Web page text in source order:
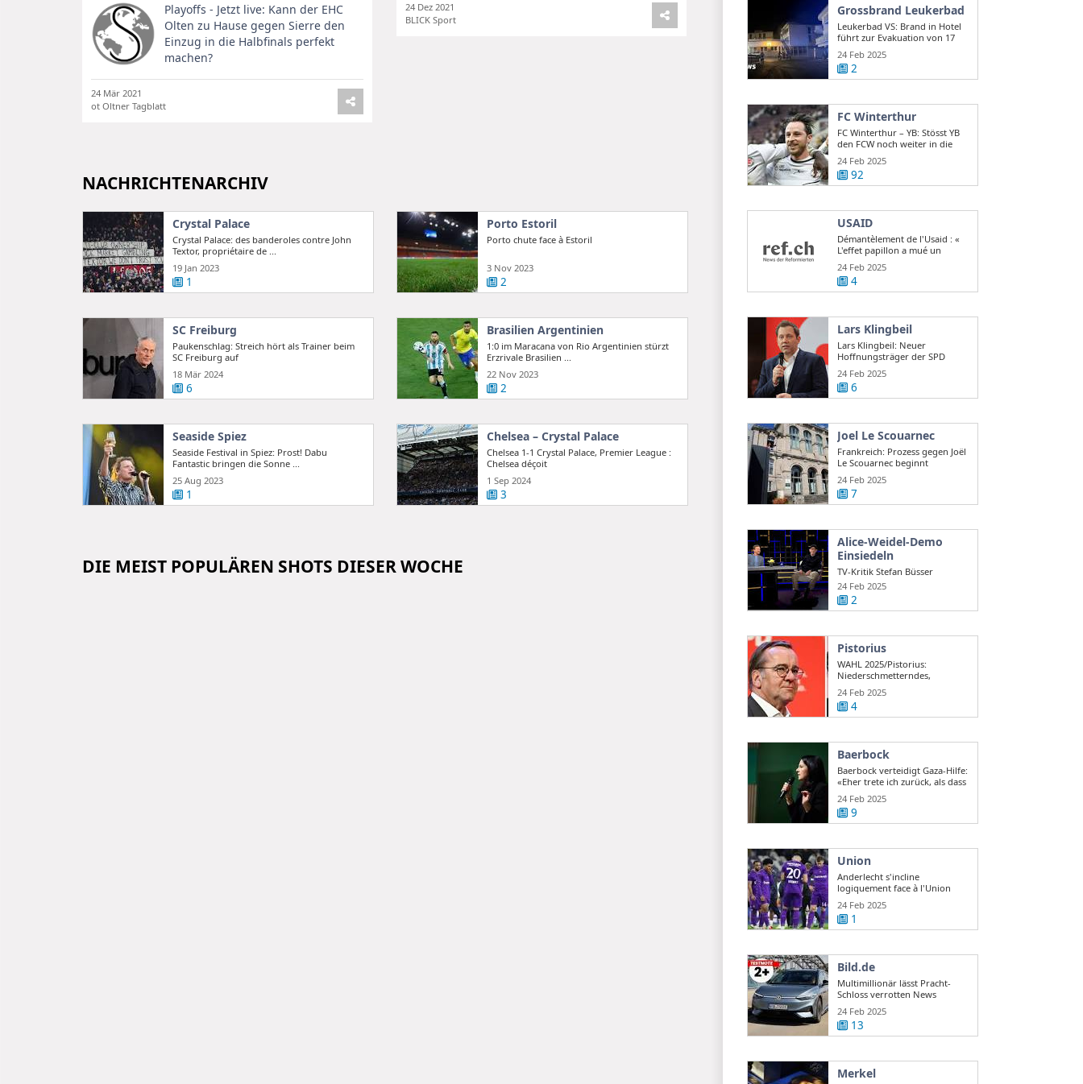
24 Dez 2021
BLICK Sport
Playoffs - Jetzt live: Kann der EHC
Olten zu Hause gegen Sierre den
Einzug in die Halbfinals perfekt
machen?
24 Mär 2021
ot Oltner Tagblatt
NACHRICHTENARCHIV
Crystal Palace
Crystal Palace: des banderoles contre John
Textor, propriétaire de ...
19 Jan 2023
1
Porto Estoril
Porto chute face à Estoril
3 Nov 2023
2
SC Freiburg
Paukenschlag: Streich hört als Trainer beim
SC Freiburg auf
18 Mär 2024
6
Brasilien Argentinien
1:0 im Maracana von Rio Argentinien stürzt
Erzrivale Brasilien ...
22 Nov 2023
2
Seaside Spiez
Seaside Festival in Spiez: Prost! Dabu
Fantastic bringen die Sonne ...
25 Aug 2023
1
Chelsea – Crystal Palace
Chelsea 1-1 Crystal Palace, Premier League :
Chelsea déçoit
1 Sep 2024
3
DIE MEIST POPULÄREN SHOTS DIESER WOCHE
Grossbrand Leukerbad
Leukerbad VS: Brand in Hotel
führt zur Evakuation von 17
Gästen
24 Feb 2025
2
FC Winterthur
FC Winterthur – YB: Stösst YB
den FCW noch weiter in die
Krise?
24 Feb 2025
92
USAID
Démantèlement de l'Usaid : «
L'effet papillon a mué un
scandale d ...
24 Feb 2025
4
Lars Klingbeil
Lars Klingbeil: Neuer
Hoffnungsträger der SPD
24 Feb 2025
6
Joel Le Scouarnec
Frankreich: Prozess gegen Joël
Le Scouarnec beginnt
24 Feb 2025
7
Alice-Weidel-Demo
Einsiedeln
TV-Kritik Stefan Büsser
unterwegs in Einsiedeln an der
Alice ...
24 Feb 2025
2
Pistorius
WAHL 2025/Pistorius:
Niederschmetterndes,
katastrophales Ergebnis
24 Feb 2025
4
Baerbock
Baerbock verteidigt Gaza-Hilfe:
«Eher trete ich zurück, als dass
ich ...
24 Feb 2025
9
Union
Anderlecht s'incline
logiquement face à l'Union
RTBF Actus
24 Feb 2025
1
Bild.de
Multimillionär lässt Pracht-
Schloss verrotten News
24 Feb 2025
13
Merkel